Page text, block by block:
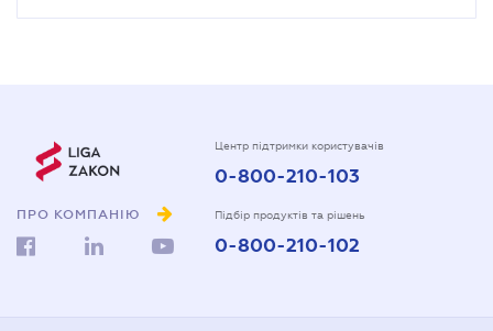
ПРО КОМПАНІЮ
Центр підтримки користувачів
0-800-210-103
Підбір продуктів та рішень
0-800-210-102